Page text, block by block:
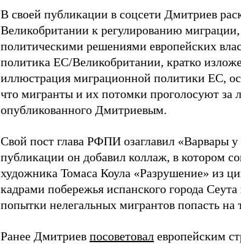
В своей публикации в соцсети Дмитриев
Великобритании к регулированию
политическими решениями европейских
политика ЕС/Великобритании, кратко
иллюстрация миграционной политики ЕС,
что мигранты и их потомки проголосуют за
опубликованного Дмитриевым.
Свой пост глава РФПИ озаглавил «Варвары
публикации он добавил коллаж, в котором
художника Томаса Коула «Разрушение» из
кадрами побережья испанского города
попытки нелегальных мигрантов попасть
Ранее Дмитриев посоветовал европейским